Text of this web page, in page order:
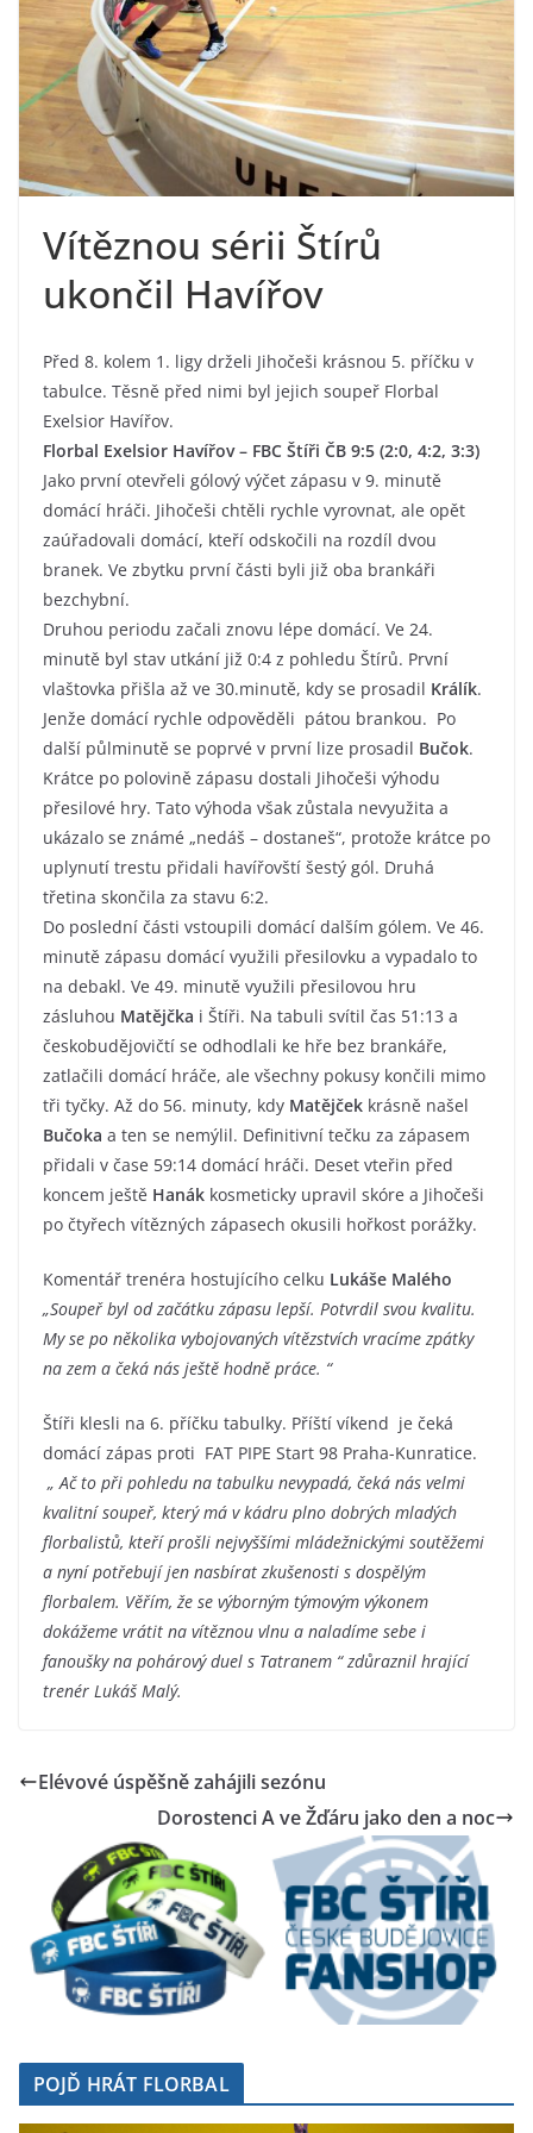
Vítěznou sérii Štírů
ukončil Havířov
Před 8. kolem 1. ligy drželi Jihočeši krásnou 5. příčku v
tabulce. Těsně před nimi byl jejich soupeř Florbal
Exelsior Havířov.
Florbal Exelsior Havířov – FBC Štíři ČB 9:5 (2:0, 4:2, 3:3)
Jako první otevřeli gólový výčet zápasu v 9. minutě
domácí hráči. Jihočeši chtěli rychle vyrovnat, ale opět
zaúřadovali domácí, kteří odskočili na rozdíl dvou
branek. Ve zbytku první části byli již oba brankáři
bezchybní.
Druhou periodu začali znovu lépe domácí. Ve 24.
minutě byl stav utkání již 0:4 z pohledu Štírů. První
vlaštovka přišla až ve 30.minutě, kdy se prosadil Králík.
Jenže domácí rychle odpověděli pátou brankou. Po
další půlminutě se poprvé v první lize prosadil Bučok.
Krátce po polovině zápasu dostali Jihočeši výhodu
přesilové hry. Tato výhoda však zůstala nevyužita a
ukázalo se známé „nedáš – dostaneš“, protože krátce po
uplynutí trestu přidali havířovští šestý gól. Druhá
třetina skončila za stavu 6:2.
Do poslední části vstoupili domácí dalším gólem. Ve 46.
minutě zápasu domácí využili přesilovku a vypadalo to
na debakl. Ve 49. minutě využili přesilovou hru
zásluhou Matějčka i Štíři. Na tabuli svítil čas 51:13 a
českobudějovičtí se odhodlali ke hře bez brankáře,
zatlačili domácí hráče, ale všechny pokusy končili mimo
tři tyčky. Až do 56. minuty, kdy Matějček krásně našel
Bučoka a ten se nemýlil. Definitivní tečku za zápasem
přidali v čase 59:14 domácí hráči. Deset vteřin před
koncem ještě Hanák kosmeticky upravil skóre a Jihočeši
po čtyřech vítězných zápasech okusili hořkost porážky.
Komentář trenéra hostujícího celku Lukáše Malého
„Soupeř byl od začátku zápasu lepší. Potvrdil svou kvalitu.
My se po několika vybojovaných vítězstvích vracíme zpátky
na zem a čeká nás ještě hodně práce. “
Štíři klesli na 6. příčku tabulky. Příští víkend je čeká
domácí zápas proti FAT PIPE Start 98 Praha-Kunratice.
„ Ač to při pohledu na tabulku nevypadá, čeká nás velmi
kvalitní soupeř, který má v kádru plno dobrých mladých
florbalistů, kteří prošli nejvyššími mládežnickými soutěžemi
a nyní potřebují jen nasbírat zkušenosti s dospělým
florbalem. Věřím, že se výborným týmovým výkonem
dokážeme vrátit na vítěznou vlnu a naladíme sebe i
fanoušky na pohárový duel s Tatranem “ zdůraznil hrající
trenér Lukáš Malý.
Elévové úspěšně zahájili sezónu
Dorostenci A ve Žďáru jako den a noc
POJĎ HRÁT FLORBAL